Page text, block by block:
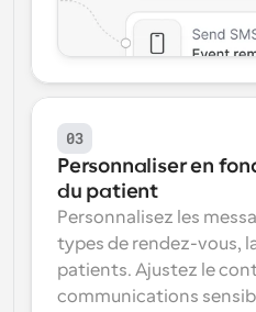
03
Personnaliser en
du patient
Personnalisez les
types de rendez-vous,
patients. Ajustez le
communications